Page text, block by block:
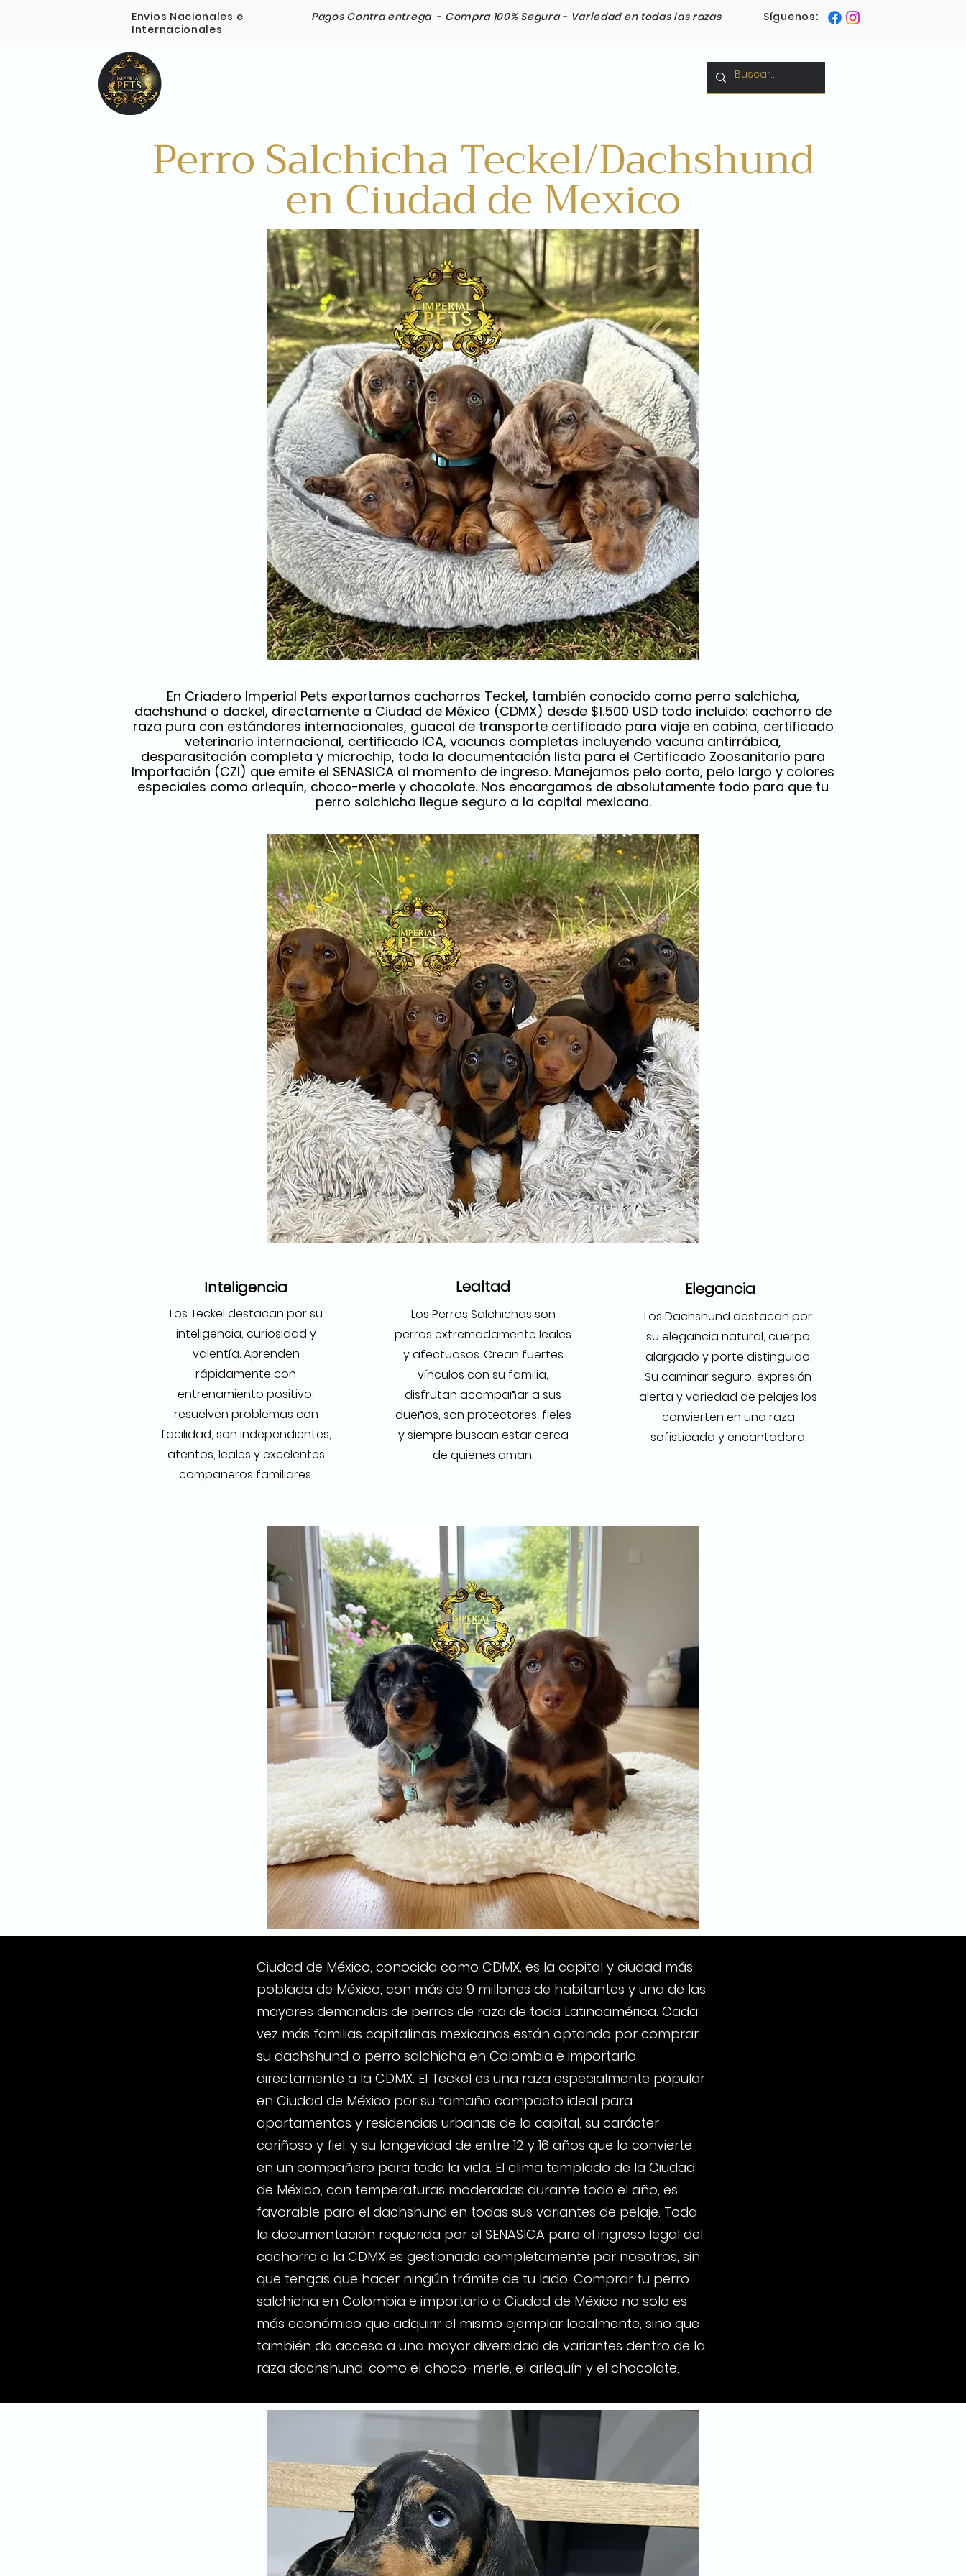
Envios Nacionales e
Internacionales
Pagos Contra entrega - Compra 100% Segura - Variedad en todas las razas Síguenos:
Perro Salchicha Teckel/Dachshund
en Ciudad de Mexico
En Criadero Imperial Pets exportamos cachorros Teckel, también conocido como perro salchicha,
dachshund o dackel, directamente a Ciudad de México (CDMX) desde $1.500 USD todo incluido: cachorro de
raza pura con estándares internacionales, guacal de transporte certificado para viaje en cabina, certificado
veterinario internacional, certificado ICA, vacunas completas incluyendo vacuna antirrábica,
desparasitación completa y microchip, toda la documentación lista para el Certificado Zoosanitario para
Importación (CZI) que emite el SENASICA al momento de ingreso. Manejamos pelo corto, pelo largo y colores
especiales como arlequín, choco-merle y chocolate. Nos encargamos de absolutamente todo para que tu
perro salchicha llegue seguro a la capital mexicana.
Inteligencia
Los Teckel destacan por su
inteligencia, curiosidad y
valentía. Aprenden
rápidamente con
entrenamiento positivo,
resuelven problemas con
facilidad, son independientes,
atentos, leales y excelentes
compañeros familiares.
Lealtad
Los Perros Salchichas son
perros extremadamente leales
y afectuosos. Crean fuertes
vínculos con su familia,
disfrutan acompañar a sus
dueños, son protectores, fieles
y siempre buscan estar cerca
de quienes aman.
Elegancia
Los Dachshund destacan por
su elegancia natural, cuerpo
alargado y porte distinguido.
Su caminar seguro, expresión
alerta y variedad de pelajes los
convierten en una raza
sofisticada y encantadora.
Ciudad de México, conocida como CDMX, es la capital y ciudad más
poblada de México, con más de 9 millones de habitantes y una de las
mayores demandas de perros de raza de toda Latinoamérica. Cada
vez más familias capitalinas mexicanas están optando por comprar
su dachshund o perro salchicha en Colombia e importarlo
directamente a la CDMX. El Teckel es una raza especialmente popular
en Ciudad de México por su tamaño compacto ideal para
apartamentos y residencias urbanas de la capital, su carácter
cariñoso y fiel, y su longevidad de entre 12 y 16 años que lo convierte
en un compañero para toda la vida. El clima templado de la Ciudad
de México, con temperaturas moderadas durante todo el año, es
favorable para el dachshund en todas sus variantes de pelaje. Toda
la documentación requerida por el SENASICA para el ingreso legal del
cachorro a la CDMX es gestionada completamente por nosotros, sin
que tengas que hacer ningún trámite de tu lado. Comprar tu perro
salchicha en Colombia e importarlo a Ciudad de México no solo es
más económico que adquirir el mismo ejemplar localmente, sino que
también da acceso a una mayor diversidad de variantes dentro de la
raza dachshund, como el choco-merle, el arlequín y el chocolate.